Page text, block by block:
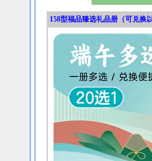
158型福品臻选礼品册（可兑换